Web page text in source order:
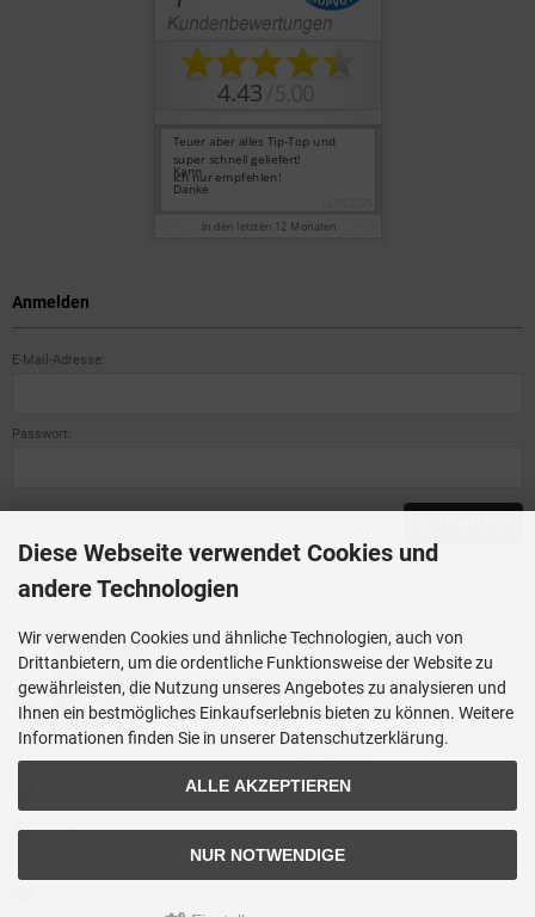
Anmelden
E-Mail-Adresse:
Passwort:
Kontakt
JUERGEN DROSS PROFESSIONAL SERVICES GmbH
+49(0)6449-92897919
Kirchstraße 44
Diese Webseite verwendet Cookies und
andere Technologien
Wir verwenden Cookies und ähnliche Technologien, auch von
Drittanbietern, um die ordentliche Funktionsweise der Website zu
gewährleisten, die Nutzung unseres Angebotes zu analysieren und
Ihnen ein bestmögliches Einkaufserlebnis bieten zu können. Weitere
Informationen finden Sie in unserer Datenschutzerklärung.
ALLE AKZEPTIEREN
NUR NOTWENDIGE